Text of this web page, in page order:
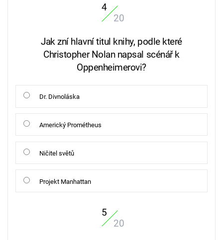
4
20
Jak zní hlavní titul knihy, podle které
Christopher Nolan napsal scénář k
Oppenheimerovi?
Dr. Divnoláska
Americký Prométheus
Ničitel světů
Projekt Manhattan
5
20